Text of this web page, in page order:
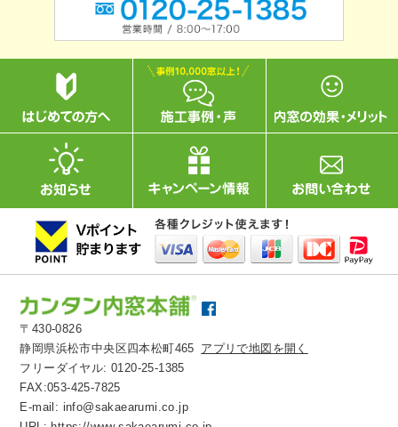
〒430-0826
静岡県浜松市中央区四本松町465 アプリで地図を開く
フリーダイヤル:0120-25-1385
FAX:053-425-7825
E-mail: info@sakaearumi.co.jp